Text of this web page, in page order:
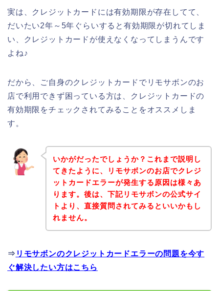
実は、クレジットカードには有効期限が存在してて、
だいたい2年～5年ぐらいすると有効期限が切れてしま
い、クレジットカードが使えなくなってしまうんです
よね♪
だから、ご自身のクレジットカードでリモサボンのお
店で利用できず困っている方は、クレジットカードの
有効期限をチェックされてみることをオススメしま
す。
いかがだったでしょうか？これまで説明し
てきたように、リモサボンのお店でクレジ
ットカードエラーが発生する原因は様々あ
ります。後は、下記リモサボンの公式サイ
トより、直接質問されてみるといいかもし
れません。
⇒ リモサボンのクレジットカードエラーの問題を今す
ぐ解決したい方はこちら